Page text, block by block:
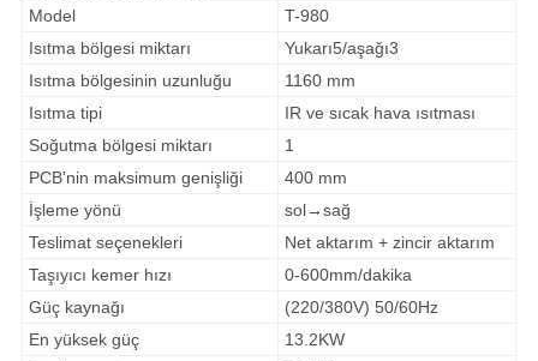
Model
T-980
Isıtma bölgesi miktarı
Yukarı5/aşağı3
Isıtma bölgesinin uzunluğu
1160 mm
Isıtma tipi
IR ve sıcak hava ısıtması
Soğutma bölgesi miktarı
1
PCB'nin maksimum genişliği
400 mm
İşleme yönü
sol→sağ
Teslimat seçenekleri
Net aktarım + zincir aktarım
Taşıyıcı kemer hızı
0-600mm/dakika
Güç kaynağı
(220/380V) 50/60Hz
En yüksek güç
13.2KW